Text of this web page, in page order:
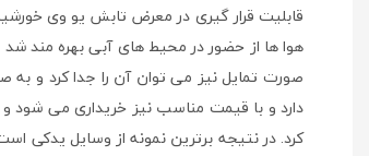
قابلیت قرار گیری در معرض تابش یو وی
هوا ها از حضور در محیط های آبی بهره مند شد
صورت تمایل نیز می توان آن را جدا کرد و به
دارد و با قیمت مناسب نیز خریداری می شود و
کرد. در نتیجه برترین نمونه از وسایل یدکی است که